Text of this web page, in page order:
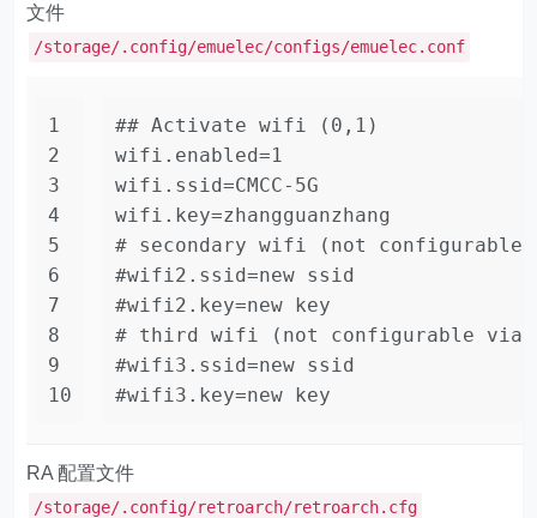
文件
/storage/.config/emuelec/configs/emuelec.conf
1
2
3
4
5
6
7
8
9
10
## Activate wifi (0,1)
wifi.enabled=1
wifi.ssid=CMCC-5G
wifi.key=zhangguanzhang
# secondary wifi (not
#wifi2.ssid=new ssid
#wifi2.key=new key
# third wifi (not configurable via
#wifi3.ssid=new ssid
#wifi3.key=new key
RA 配置文件
/storage/.config/retroarch/retroarch.cfg